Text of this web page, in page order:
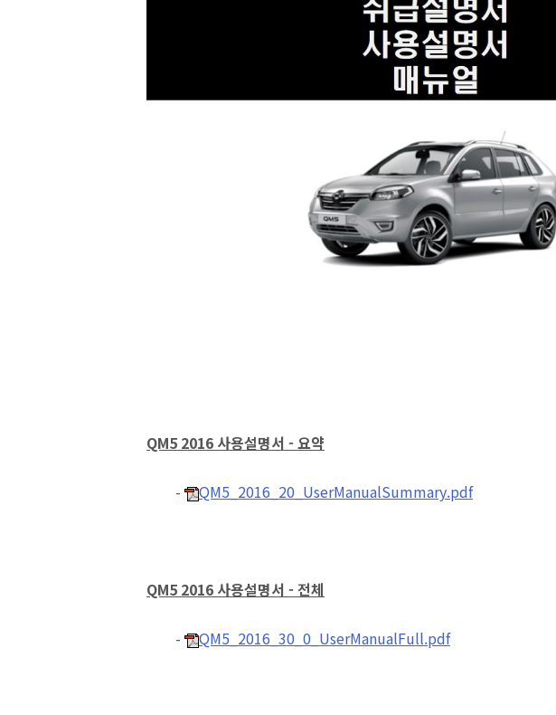
QM5 2016 사용설명서 - 요약
- QM5_2016_20_UserManualSummary.pdf
QM5 2016 사용설명서 - 전체
- QM5_2016_30_0_UserManualFull.pdf